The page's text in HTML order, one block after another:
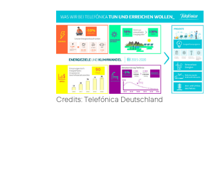
Credits: Telefónica Deutschland